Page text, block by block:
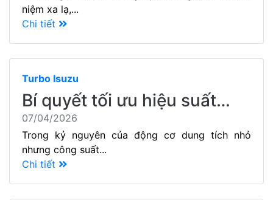
niệm xa lạ,...
Chi tiết
Turbo Isuzu
Bí quyết tối ưu hiệu suất…
07/04/2026
Trong kỷ nguyên của động cơ dung tích nhỏ
nhưng công suất...
Chi tiết